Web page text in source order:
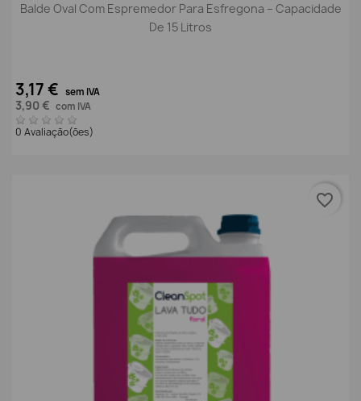
Balde Oval Com Espremedor Para Esfregona – Capacidade
De 15 Litros
3,17 € sem IVA
3,90 € com IVA
0 Avaliação(ões)
favorite_border